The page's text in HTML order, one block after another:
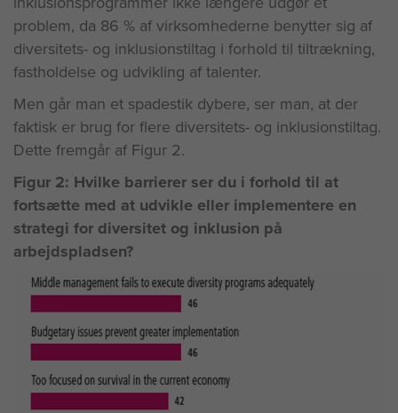
problem, da 86 % af virksomhederne benytter sig af
diversitets- og inklusionstiltag i forhold til tiltrækning,
fastholdelse og udvikling af talenter.
Men går man et spadestik dybere, ser man, at der
faktisk er brug for flere diversitets- og inklusionstiltag.
Dette fremgår af Figur 2.
Figur 2: Hvilke barrierer ser du i forhold til at
fortsætte med at udvikle eller implementere en
strategi for diversitet og inklusion på
arbejdspladsen?